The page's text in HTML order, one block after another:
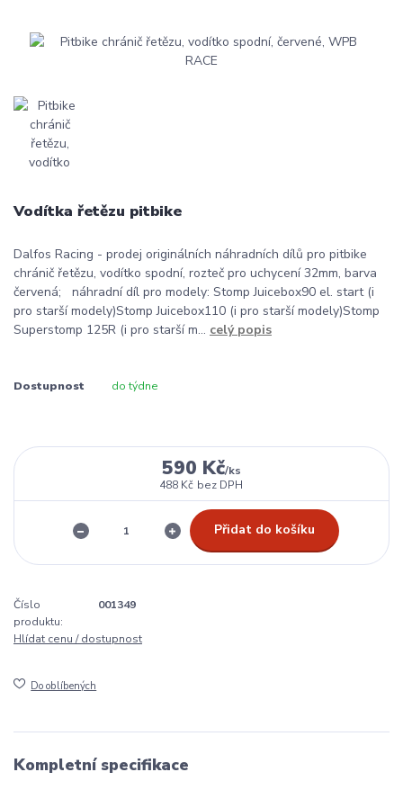
Vodítka řetězu pitbike
Dalfos Racing - prodej originálních náhradních dílů pro pitbike
chránič řetězu, vodítko spodní, rozteč pro uchycení 32mm, barva
červená; náhradní díl pro modely: Stomp Juicebox90 el. start (i
pro starší modely)Stomp Juicebox110 (i pro starší modely)Stomp
Superstomp 125R (i pro starší m... celý popis
Dostupnost do týdne
590 Kč/ks
488 Kč bez DPH
Přidat do košíku
Číslo
produktu:
001349
Hlídat cenu / dostupnost
Do oblíbených
Kompletní specifikace